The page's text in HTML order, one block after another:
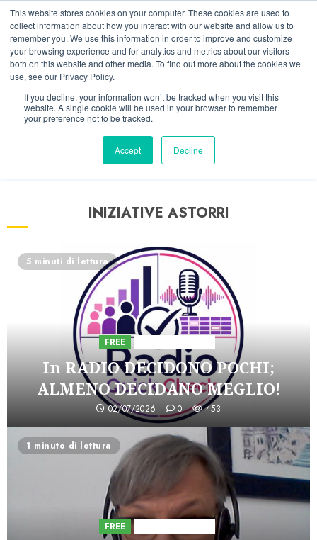
This website stores cookies on your computer. These cookies are used to
collect information about how you interact with our website and allow us to
remember you. We use this information in order to improve and customize
your browsing experience and for analytics and metrics about our visitors
both on this website and other media. To find out more about the cookies we
use, see our Privacy Policy.
If you decline, your information won’t be tracked when you visit this
website. A single cookie will be used in your browser to remember
your preference not to be tracked.
Accept Decline
Vai
contenuto
06/08/202619:31:23
LinkedinFacebook
X TelegramWhatsappMastodon
INIZIATIVE ASTORRI
5 minuti di lettura
FREE
In RADIO DECIDONO POCHI;
ALMENO DECIDANO MEGLIO!
02/07/2026 0 453
1 minuto di lettura
FREE